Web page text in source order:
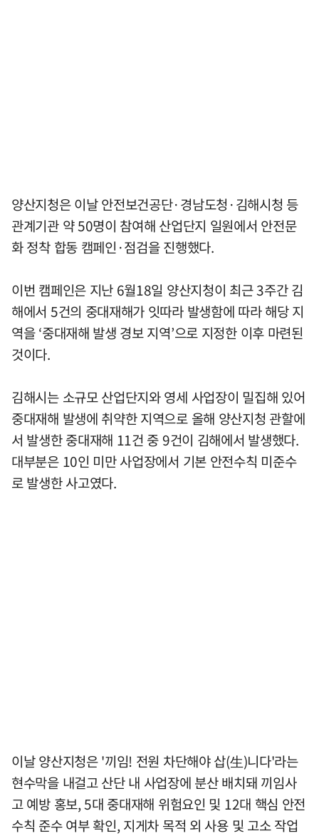
양산지청은 이날 안전보건공단·경남도청·김해시청 등
관계기관 약 50명이 참여해 산업단지 일원에서 안전문
화 정착 합동 캠페인·점검을 진행했다.
이번 캠페인은 지난 6월18일 양산지청이 최근 3주간 김
해에서 5건의 중대재해가 잇따라 발생함에 따라 해당 지
역을 ‘중대재해 발생 경보 지역’으로 지정한 이후 마련된
것이다.
김해시는 소규모 산업단지와 영세 사업장이 밀집해 있어
중대재해 발생에 취약한 지역으로 올해 양산지청 관할에
서 발생한 중대재해 11건 중 9건이 김해에서 발생했다.
대부분은 10인 미만 사업장에서 기본 안전수칙 미준수
로 발생한 사고였다.
이날 양산지청은 '끼임! 전원 차단해야 삽(生)니다'라는
현수막을 내걸고 산단 내 사업장에 분산 배치돼 끼임사
고 예방 홍보, 5대 중대재해 위험요인 및 12대 핵심 안전
수칙 준수 여부 확인, 지게차 목적 외 사용 및 고소 작업